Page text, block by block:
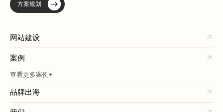
方案规划
网站建设
案例
查看更多案例+
品牌出海